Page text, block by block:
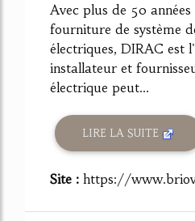
Avec plus de 50
fourniture de système
électriques, DIRAC est
installateur et
électrique peut...
LIRE LA SUITE
Site : https://